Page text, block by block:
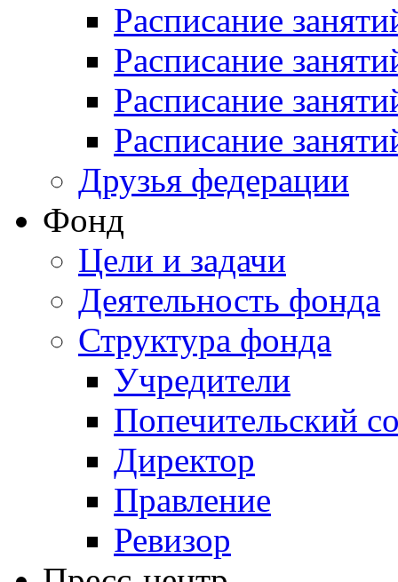
Расписание
Расписание
Расписание
Расписание
Друзья федерации
Фонд
Цели и задачи
Деятельность фонда
Структура фонда
Учредители
Попечительский
Директор
Правление
Ревизор